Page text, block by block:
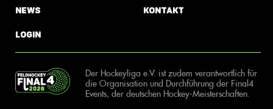
News
Login
Kontakt
Der Hockeyliga e.V. ist zudem verantwortlich für
die Organisation und Durchführung der Final4
Events, der deutschen Hockey-Meisterschaften.